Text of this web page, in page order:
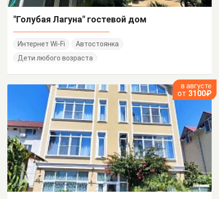
"Голубая Лагуна" гостевой дом
Интернет Wi-Fi
Автостоянка
Дети любого возраста
в августе
от 3100₽